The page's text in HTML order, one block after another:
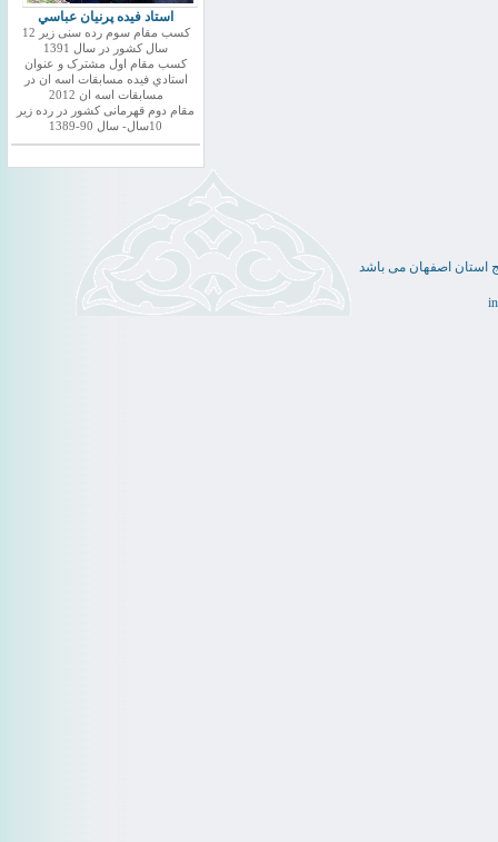
استاد فيده پرنيان عباسي
کسب مقام سوم رده سنی زیر 12
سال کشور در سال 1391
کسب مقام اول مشترک و عنوان
استادي فيده مسابقات اسه ان در
مسابقات اسه ان 2012
مقام دوم قهرمانی کشور در رده زیر
10سال- سال 90-1389
استان اصفهان می باشد